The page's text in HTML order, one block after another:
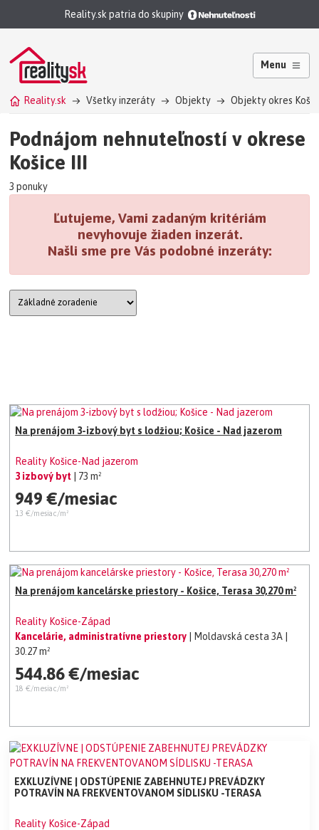
Reality.sk patria do skupiny
Menu
Reality.sk Všetky inzeráty Objekty Objekty okres
Podnájom nehnuteľností v okrese
Košice III
3 ponuky
Ľutujeme, Vami zadaným kritériám
nevyhovuje žiaden inzerát.
Našli sme pre Vás podobné inzeráty:
Na prenájom 3-izbový byt s lodžiou; Košice - Nad jazerom
Reality Košice-Nad jazerom
3 izbový byt
| 73 m²
949 €/mesiac
13 €/mesiac/m²
Na prenájom kancelárske priestory - Košice, Terasa 30,270 m²
Reality Košice-Západ
Kancelárie, administratívne priestory
| Moldavská cesta 3A
30.27 m²
544.86 €/mesiac
18 €/mesiac/m²
EXKLUZÍVNE | ODSTÚPENIE ZABEHNUTEJ PREVÁDZKY
POTRAVÍN NA FREKVENTOVANOM SÍDLISKU -TERASA
Reality Košice-Západ